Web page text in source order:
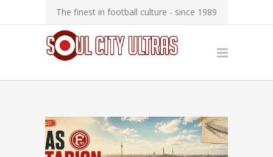
The finest in football culture - since 1989